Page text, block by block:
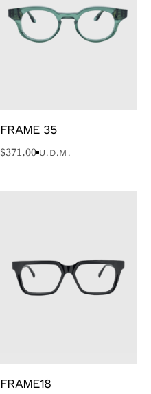
FRAME 35
$371.00 U.D.M.
FRAME18